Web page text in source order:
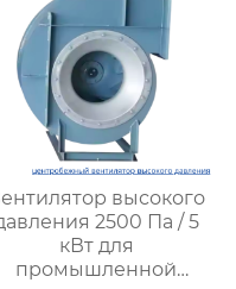
высокого
2500 Па / 5
кВт для
промышленной